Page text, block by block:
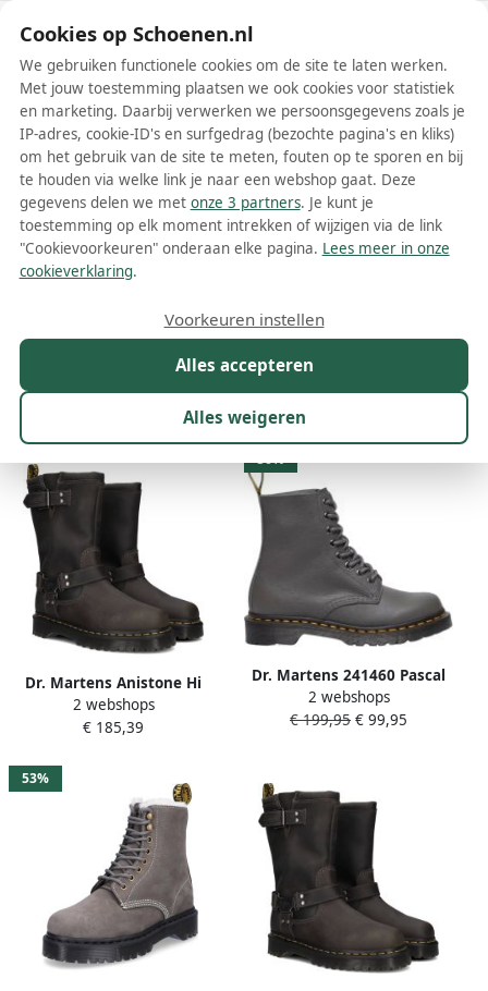
Schoenen.nl
Wis filters Alle filters
Grijze Dr. Martens dames boots
Meer lezen
Model Kleur
16 resultaten:
Dr. Martens Anistone Hi
leren bikerboots grijs
2 webshops
€ 185,39
50%
Dr. Martens 241460 Pascal
Winter Schoenen grijs
2 webshops
€ 199,95 € 99,95
53%
Cookies op Schoenen.nl
We gebruiken functionele cookies om de site te laten werken.
Met jouw toestemming plaatsen we ook cookies voor statistiek
en marketing. Daarbij verwerken we persoonsgegevens zoals je
IP-adres, cookie-ID's en surfgedrag (bezochte pagina's en kliks)
om het gebruik van de site te meten, fouten op te sporen en bij
te houden via welke link je naar een webshop gaat. Deze
gegevens delen we met onze 3 partners. Je kunt je
toestemming op elk moment intrekken of wijzigen via de link
"Cookievoorkeuren" onderaan elke pagina. Lees meer in onze
cookieverklaring.
Alles accepteren
Alles weigeren
Voorkeuren instellen